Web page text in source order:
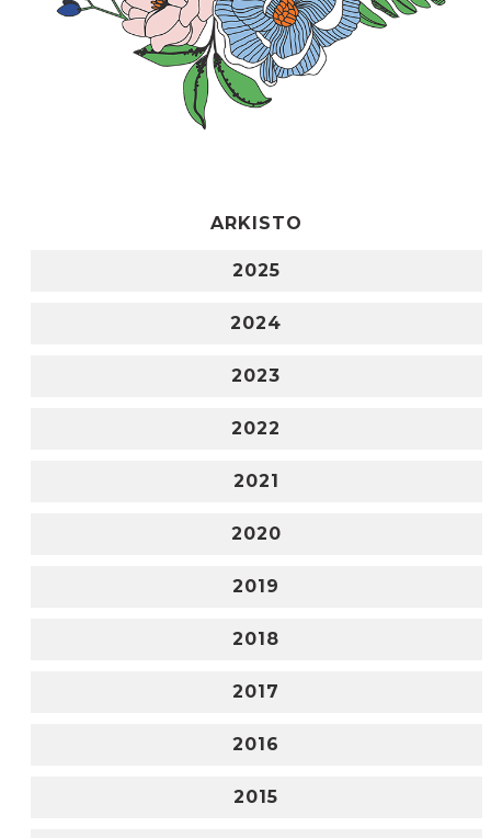
ARKISTO
2025
2024
2023
2022
2021
2020
2019
2018
2017
2016
2015